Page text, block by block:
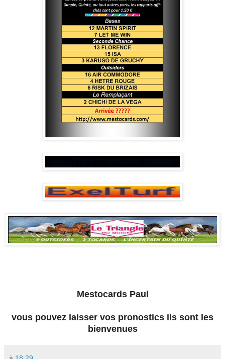
Mestocards Paul
vous pouvez laisser vos pronostics ils sont les
bienvenues